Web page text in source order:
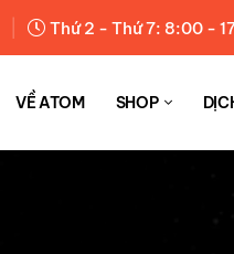
Thứ 2 - Thứ 7: 8:00 -
VỀ ATOM SHOP